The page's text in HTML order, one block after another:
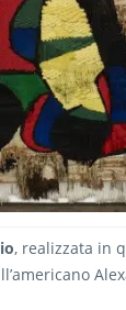
, realizzata in